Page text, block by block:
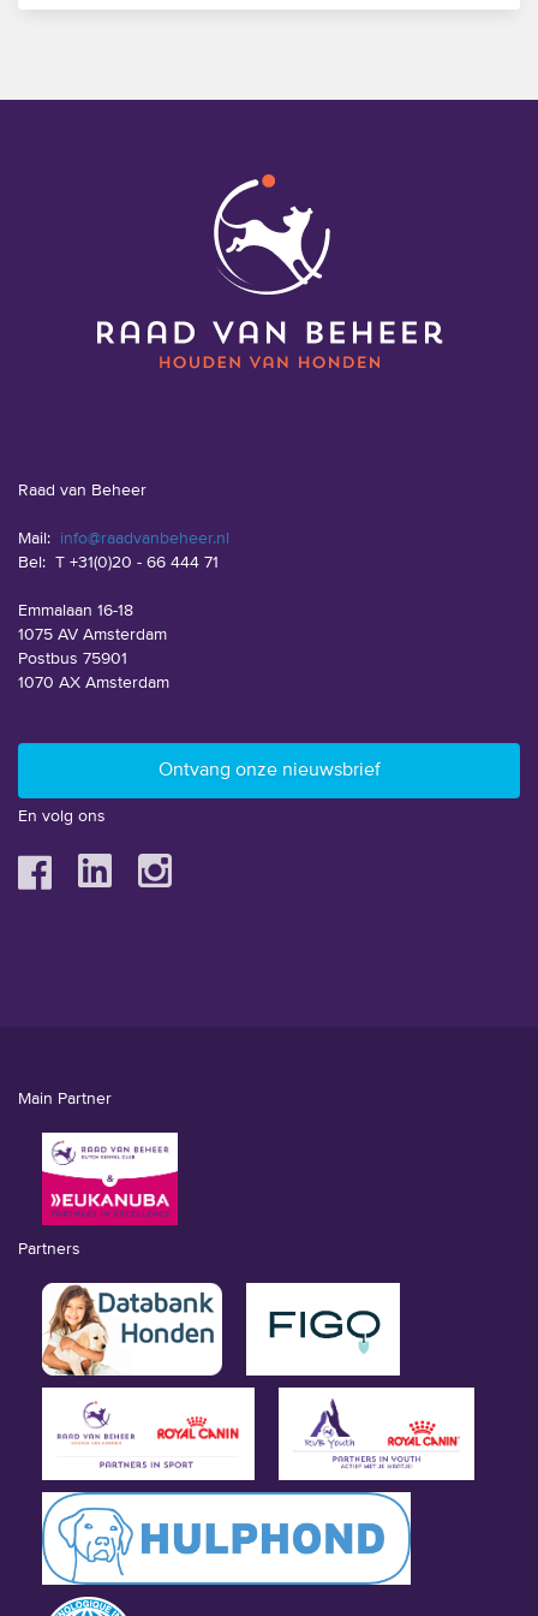
Raad van Beheer
Mail: info@raadvanbeheer.nl
Bel: T +31(0)20 - 66 444 71
Emmalaan 16-18
1075 AV Amsterdam
Postbus 75901
1070 AX Amsterdam
En volg ons
Main Partner
Partners